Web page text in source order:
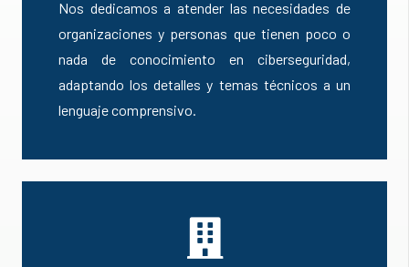
Nos dedicamos a atender las necesidades de
organizaciones y personas que tienen poco o
nada de conocimiento en ciberseguridad,
adaptando los detalles y temas técnicos a un
lenguaje comprensivo.